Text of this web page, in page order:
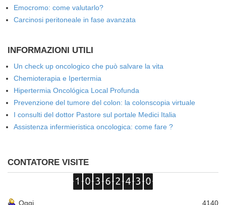
Emocromo: come valutarlo?
Carcinosi peritoneale in fase avanzata
INFORMAZIONI UTILI
Un check up oncologico che può salvare la vita
Chemioterapia e Ipertermia
Hipertermia Oncológica Local Profunda
Prevenzione del tumore del colon: la colonscopia virtuale
I consulti del dottor Pastore sul portale Medici Italia
Assistenza infermieristica oncologica: come fare ?
CONTATORE VISITE
Oggi
4140